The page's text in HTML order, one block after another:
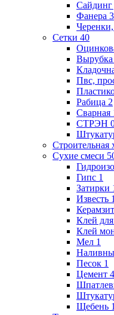
Сайдинг
Фанера 3
Сетки 40
Вырубка
Пвс,
Рабица 2
Сварная
СТРЭН
Строительная
Сухие смеси
Гипс 1
Затирки
Известь 1
Керамзит
Клей
Клей
Мел 1
Песок 1
Цемент 4
Щебень 1